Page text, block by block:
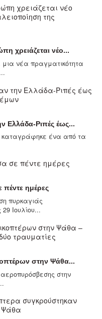
χρειάζεται νέο...
νέα πραγματικότητα
Ελλάδα-Ριπές έως...
καταγράφηκε ένα από τα
πέντε ημέρες
πυρκαγιάς
Ιουλίου...
στην Ψάθα...
στην